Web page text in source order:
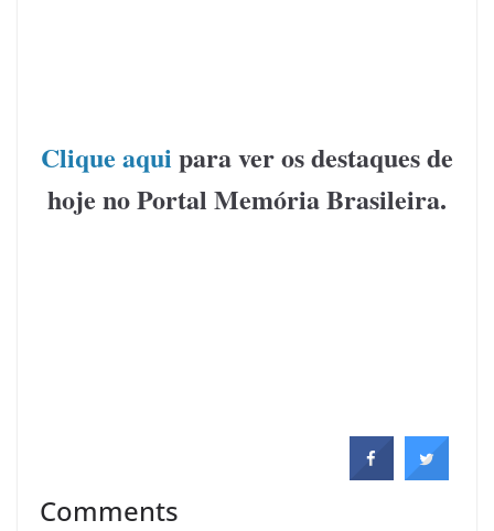
Clique aqui para ver os destaques de
hoje no Portal Memória Brasileira.
Comments